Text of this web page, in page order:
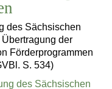
des Sächsischen
der
Förderprogrammen
S. 534)
des Sächsischen